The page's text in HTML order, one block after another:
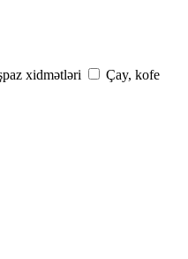
xidmətləri
Çay, kofe